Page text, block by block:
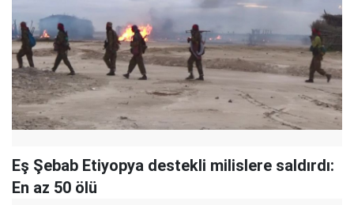
Eş Şebab Etiyopya destekli milislere saldırdı:
En az 50 ölü